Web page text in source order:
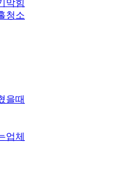
막힘
청소
을때
업체